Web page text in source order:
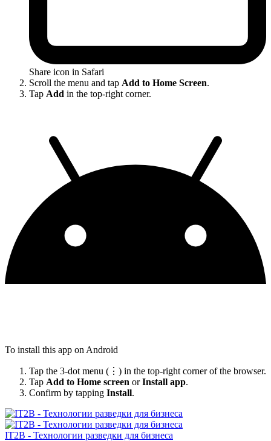
Share icon in Safari
Scroll the menu and tap Add to Home Screen.
Tap Add in the top-right corner.
To install this app on Android
Tap the 3-dot menu (⋮) in the top-right corner of the browser.
Tap Add to Home screen orInstall app.
Confirm by tapping Install.
IT2B - Технологии разведки для бизнеса